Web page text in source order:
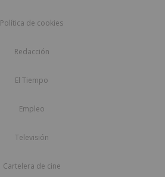
Política de cookies
Redacción
El Tiempo
Empleo
Televisión
Cartelera de cine